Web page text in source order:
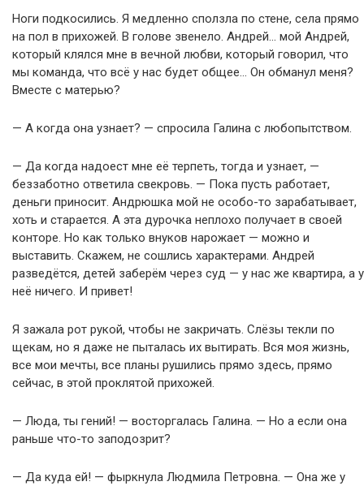
Ноги подкосились. Я медленно сползла по стене, села прямо
на пол в прихожей. В голове звенело. Андрей… мой Андрей,
который клялся мне в вечной любви, который говорил, что
мы команда, что всё у нас будет общее… Он обманул меня?
Вместе с матерью?
— А когда она узнает? — спросила Галина с любопытством.
— Да когда надоест мне её терпеть, тогда и узнает, —
беззаботно ответила свекровь. — Пока пусть работает,
деньги приносит. Андрюшка мой не особо-то зарабатывает,
хоть и старается. А эта дурочка неплохо получает в своей
конторе. Но как только внуков нарожает — можно и
выставить. Скажем, не сошлись характерами. Андрей
разведётся, детей заберём через суд — у нас же квартира, а у
неё ничего. И привет!
Я зажала рот рукой, чтобы не закричать. Слёзы текли по
щекам, но я даже не пыталась их вытирать. Вся моя жизнь,
все мои мечты, все планы рушились прямо здесь, прямо
сейчас, в этой проклятой прихожей.
— Люда, ты гений! — восторгалась Галина. — Но а если она
раньше что-то заподозрит?
— Да куда ей! — фыркнула Людмила Петровна. — Она же у